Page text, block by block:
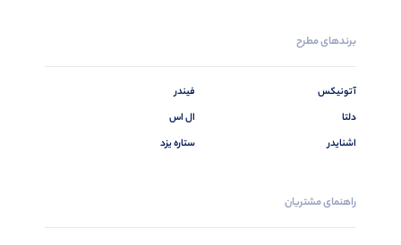
برندهای مطرح
آتونیکس
دلتا
اشنایدر
فیندر
ال اس
ستاره یزد
راهنمای مشتریان